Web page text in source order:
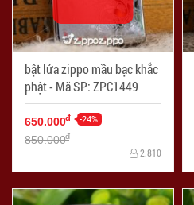
bật lửa zippo mầu bạc khắc
phật - Mã SP: ZPC1449
650.000đ -24%
850.000đ
2.810